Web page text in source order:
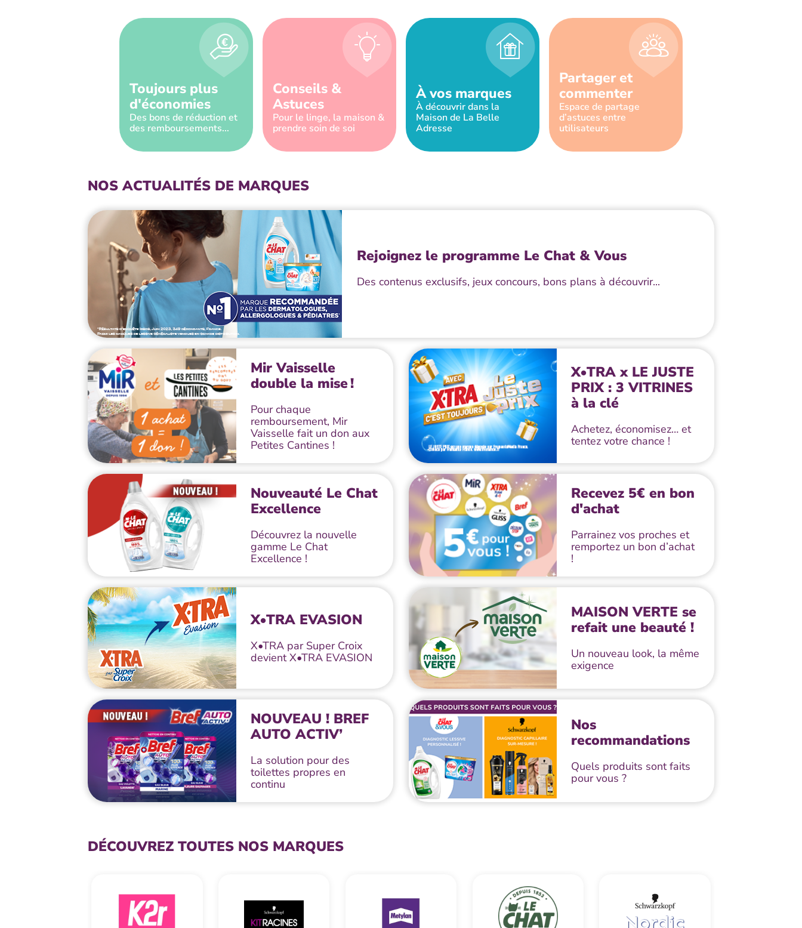
Toujours plus
d'économies
Des bons de réduction et
des remboursements...
Conseils &
Astuces
Pour le linge, la maison &
prendre soin de soi
À vos marques
À découvrir dans la
Maison de La Belle
Adresse
Partager et
commenter
Espace de partage
d’astuces entre
utilisateurs
NOS ACTUALITÉS DE MARQUES
Rejoignez le programme Le Chat & Vous
Des contenus exclusifs, jeux concours, bons plans à découvrir...
Mir Vaisselle
double la mise !
Pour chaque
remboursement, Mir
Vaisselle fait un don aux
Petites Cantines !
X•TRA x LE JUSTE
PRIX : 3 VITRINES
à la clé
Achetez, économisez… et
tentez votre chance !
Nouveauté Le Chat
Excellence
Découvrez la nouvelle
gamme Le Chat
Excellence !
Recevez 5€ en bon
d'achat
Parrainez vos proches et
remportez un bon d’achat
!
X•TRA EVASION
X•TRA par Super Croix
devient X•TRA EVASION
MAISON VERTE se
refait une beauté !
Un nouveau look, la même
exigence
NOUVEAU ! BREF
AUTO ACTIV’
La solution pour des
toilettes propres en
continu
Nos
recommandations
Quels produits sont faits
pour vous ?
DÉCOUVREZ TOUTES NOS MARQUES